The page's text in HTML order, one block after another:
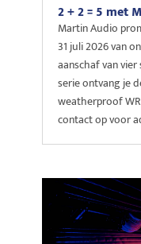
2 + 2 = 5 met
Martin Audio
31 juli 2026 van
aanschaf van
serie ontvang je
weatherproof
contact op voor